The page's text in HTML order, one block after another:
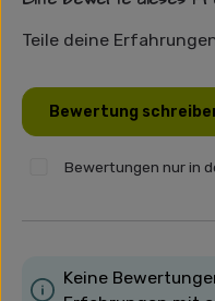
Teile deine
Bewertung
Bewertungen nur in
Keine